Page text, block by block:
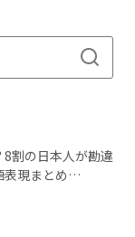
割の日本人が勘違
現まとめ